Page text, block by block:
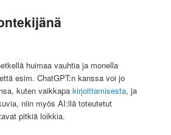
huimaa vauhtia ja monella
esim. ChatGPT:n kanssa voi jo
kuten vaikkapakirjoittamisesta, ja
niin myös AI:llä toteutetut
pitkiä loikkia.